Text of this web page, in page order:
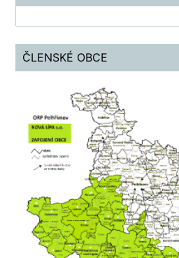
ČLENSKÉ OBCE